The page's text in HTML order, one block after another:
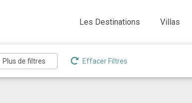
Les Destinations Villas
Effacer Filtres